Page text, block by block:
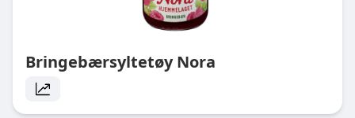
Bringebærsyltetøy Nora